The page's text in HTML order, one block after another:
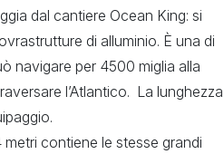
dal cantiere Ocean King: si
di alluminio. È una di
navigare per 4500 miglia alla
l’Atlantico. La lunghezza
metri contiene le stesse grandi